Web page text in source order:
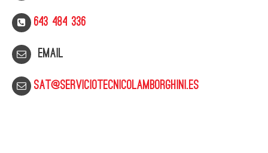
643 484 336
Email
sat@serviciotecnicolamborghini.es